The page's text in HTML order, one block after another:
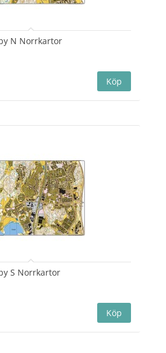
N Norrkartor
S Norrkartor